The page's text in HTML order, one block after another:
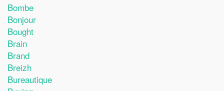
Bombe
Bonjour
Bought
Brain
Brand
Breizh
Bureautique